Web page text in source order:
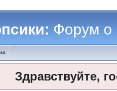
Форум о
Здравствуйте,